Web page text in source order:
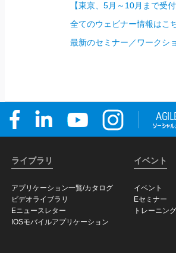
【東京、5月～10月まで受
全てのウェビナー情報はこ
最新のセミナー／ワークシ
ライブラリ
アプリケーション一覧/カタログ
ビデオライブラリ
Eニュースレター
IOSモバイルアプリケーション
イベント
イベント
Eセミナー
トレーニン